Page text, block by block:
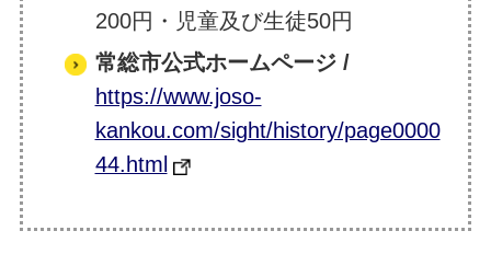
200円・児童及び生徒50円
常総市公式ホームページ /
https://www.joso-
kankou.com/sight/history/page0000
44.html